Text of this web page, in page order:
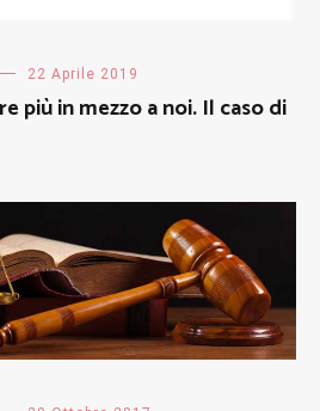
22 Aprile 2019
più in mezzo a noi. Il caso di